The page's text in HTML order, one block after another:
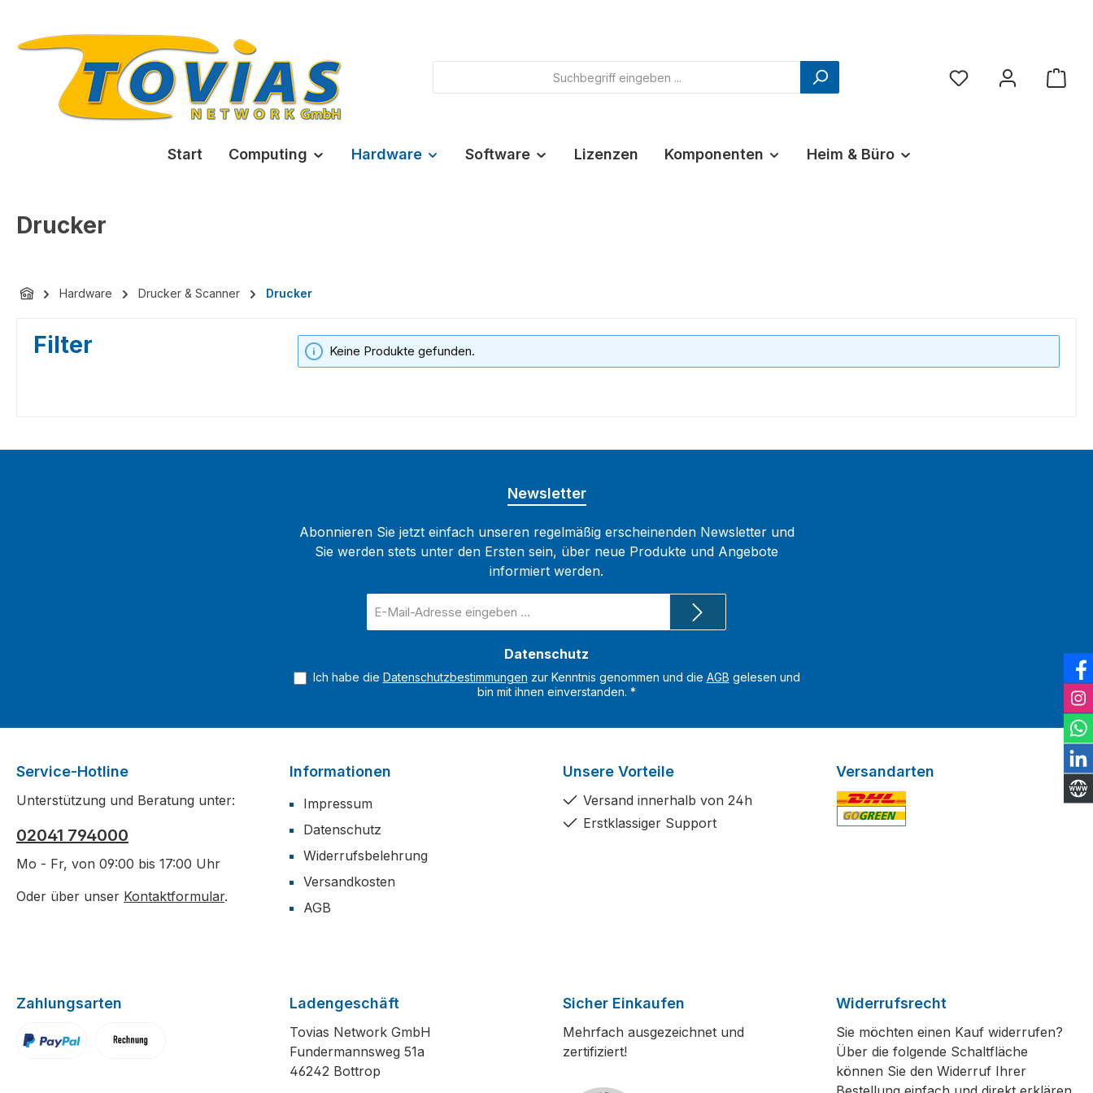
Du hast 0 Produkte
Start Computing Hardware Software Lizenzen Komponenten Heim & Büro
Drucker
Hardware Drucker & Scanner Drucker
Filter Keine Produkte gefunden.
Newsletter
Abonnieren Sie jetzt einfach unseren regelmäßig erscheinenden Newsletter und
Sie werden stets unter den Ersten sein, über neue Produkte und Angebote
informiert werden.
Mail-
Datenschutz
Ich habe die Datenschutzbestimmungen zur Kenntnis genommen und die AGB gelesen und
bin mit ihnen einverstanden. *
Widerrufsrecht
Sie möchten einen Kauf widerrufen?
Über die folgende Schaltfläche
können Sie den Widerruf Ihrer
Service-Hotline
Unterstützung und Beratung unter:
02041 794000
Mo - Fr, von 09:00 bis 17:00 Uhr
Oder über unser Kontaktformular.
Informationen
Impressum
Datenschutz
Widerrufsbelehrung
Versandkosten
AGB
Unsere Vorteile
Versand innerhalb von 24h
Erstklassiger Support
Versandarten
Zahlungsarten Ladengeschäft
Tovias Network GmbH
Fundermannsweg 51a
46242 Bottrop
Sicher Einkaufen
Mehrfach ausgezeichnet und
zertifiziert!